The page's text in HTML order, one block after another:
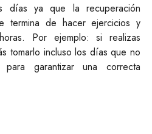
días ya que la recuperación
termina de hacer ejercicios y
Por ejemplo: si realizas
tomarlo incluso los días que no
garantizar una correcta